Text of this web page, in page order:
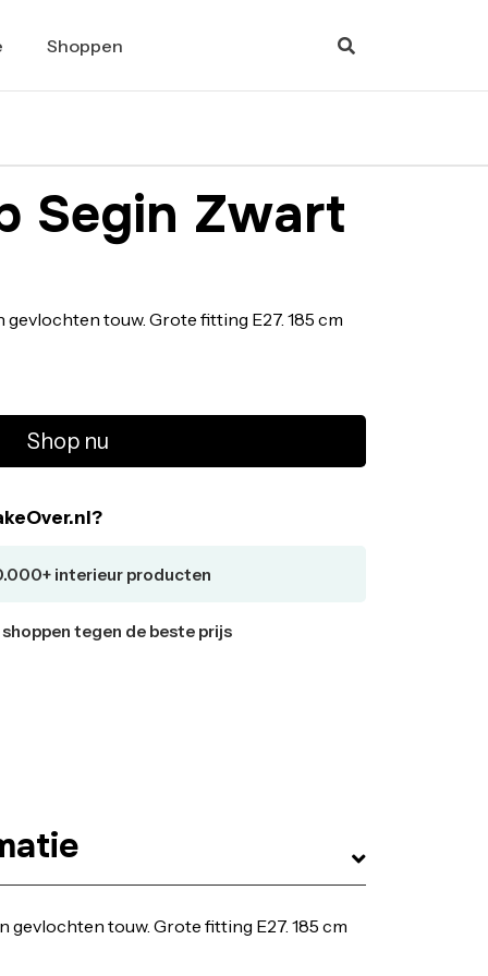
Shoppen
Segin Zwart
touw. Grote fitting E27. 185 cm
Shop nu
interieur producten
tegen de beste prijs
gevlochten touw. Grote fitting E27. 185 cm